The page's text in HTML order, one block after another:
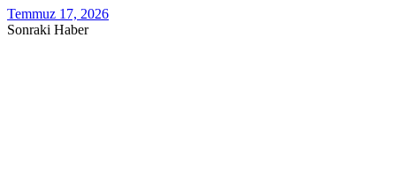
Temmuz 17, 2026
Sonraki Haber